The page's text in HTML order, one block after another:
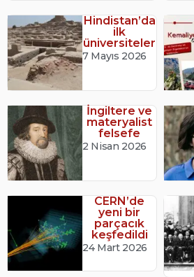
Hindistan’da
ilk
üniversiteler
7 Mayıs 2026
İngiltere ve
materyalist
felsefe
2 Nisan 2026
CERN’de
yeni bir
parçacık
keşfedildi
24 Mart 2026